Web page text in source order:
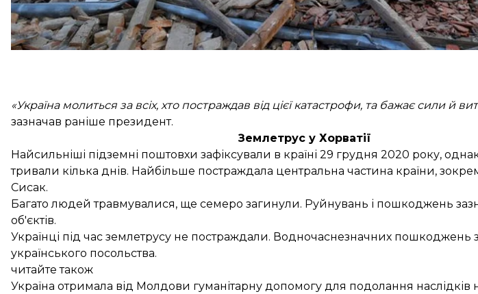
«Україна молиться за всіх, хто постраждав від цієї катастрофи, та бажає сили й
зазначав раніше президент.
Землетрус у Хорватії
Найсильніші підземні поштовхи зафіксували в країні 29 грудня 2020 року,
тривали кілька днів. Найбільше постраждала центральна частина країни,
Сисак.
Багато людей травмувалися, ще семеро загинули. Руйнувань і пошкоджень
об'єктів.
Українці під час землетрусу не постраждали. Водночаснезначних пошкоджень
українського посольства.
читайте також
Україна отримала від Молдови гуманітарну допомогу для подолання наслідків